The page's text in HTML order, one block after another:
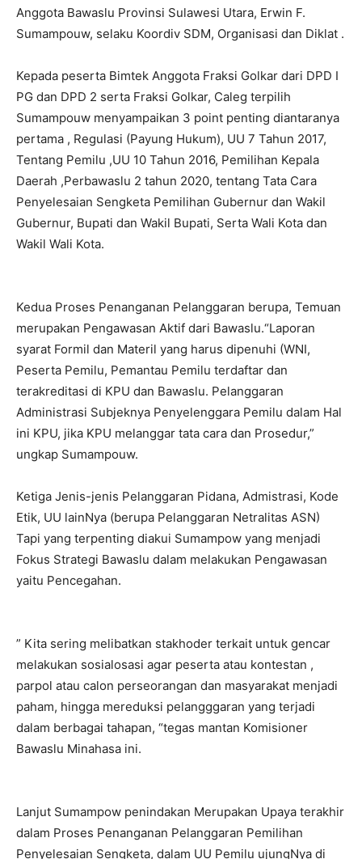
Anggota Bawaslu Provinsi Sulawesi Utara, Erwin F.
Sumampouw, selaku Koordiv SDM, Organisasi dan Diklat .
Kepada peserta Bimtek Anggota Fraksi Golkar dari DPD I
PG dan DPD 2 serta Fraksi Golkar, Caleg terpilih
Sumampouw menyampaikan 3 point penting diantaranya
pertama , Regulasi (Payung Hukum), UU 7 Tahun 2017,
Tentang Pemilu ,UU 10 Tahun 2016, Pemilihan Kepala
Daerah ,Perbawaslu 2 tahun 2020, tentang Tata Cara
Penyelesaian Sengketa Pemilihan Gubernur dan Wakil
Gubernur, Bupati dan Wakil Bupati, Serta Wali Kota dan
Wakil Wali Kota.
Kedua Proses Penanganan Pelanggaran berupa, Temuan
merupakan Pengawasan Aktif dari Bawaslu.“Laporan
syarat Formil dan Materil yang harus dipenuhi (WNI,
Peserta Pemilu, Pemantau Pemilu terdaftar dan
terakreditasi di KPU dan Bawaslu. Pelanggaran
Administrasi Subjeknya Penyelenggara Pemilu dalam Hal
ini KPU, jika KPU melanggar tata cara dan Prosedur,”
ungkap Sumampouw.
Ketiga Jenis-jenis Pelanggaran Pidana, Admistrasi, Kode
Etik, UU lainNya (berupa Pelanggaran Netralitas ASN)
Tapi yang terpenting diakui Sumampow yang menjadi
Fokus Strategi Bawaslu dalam melakukan Pengawasan
yaitu Pencegahan.
” Kita sering melibatkan stakhoder terkait untuk gencar
melakukan sosialosasi agar peserta atau kontestan ,
parpol atau calon perseorangan dan masyarakat menjadi
paham, hingga mereduksi pelangggaran yang terjadi
dalam berbagai tahapan, “tegas mantan Komisioner
Bawaslu Minahasa ini.
Lanjut Sumampow penindakan Merupakan Upaya terakhir
dalam Proses Penanganan Pelanggaran Pemilihan
Penyelesaian Sengketa, dalam UU Pemilu ujungNya di